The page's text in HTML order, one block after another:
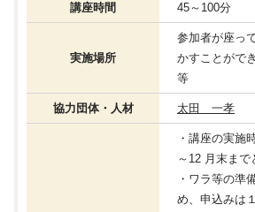
講座時間 45～100分
実施場所
参加者が座っ
かすことがで
等
協力団体・人材 太田 一孝
・講座の実施
～12 月末まで
・ワラ等の準
め、申込みは